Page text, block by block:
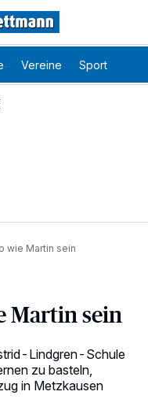
Vereine Sport
wie Martin sein
Martin sein
Lindgren-Schule
zu basteln,
in Metzkausen
oder eindeutige
von OK aktivieren Sie
unsere Partner
aufgeführten
manche Inhalte und